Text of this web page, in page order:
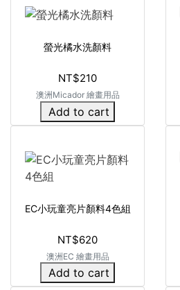
螢光橘水洗顏料
NT$210
澳洲Micador 繪畫用品
Add to cart
EC小玩童亮片顏料4色組
NT$620
澳洲EC 繪畫用品
Add to cart